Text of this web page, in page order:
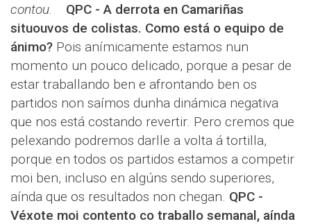
contou.
QPC - A derrota en Camariñas
situouvos de colistas. Como está o equipo de
ánimo? Pois anímicamente estamos nun
momento un pouco delicado, porque a pesar de
estar traballando ben e afrontando ben os
partidos non saímos dunha dinámica negativa
que nos está costando revertir. Pero cremos que
pelexando podremos darlle a volta á tortilla,
porque en todos os partidos estamos a competir
moi ben, incluso en algúns sendo superiores,
aínda que os resultados non chegan. QPC -
Véxote moi contento co traballo semanal, aínda